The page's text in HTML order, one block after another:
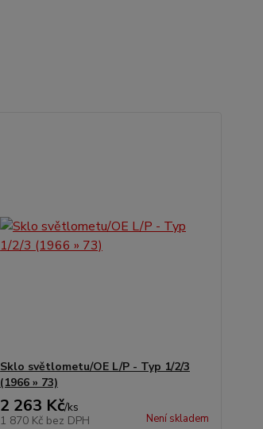
Sklo světlometu/OE L/P - Typ 1/2/3
(1966 » 73)
2 263 Kč/ks
1 870 Kč bez DPH Není skladem